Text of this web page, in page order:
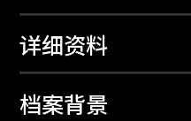
详细资料
档案背景